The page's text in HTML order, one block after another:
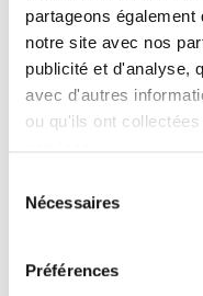
partageons
notre site avec nos
publicité et d'analyse,
avec d'autres
ou qu'ils ont
Nécessaires
Préférences
Publisher
Presses de Sciences Po
Author
Agnès Alexandre-Collier
Language
Tags